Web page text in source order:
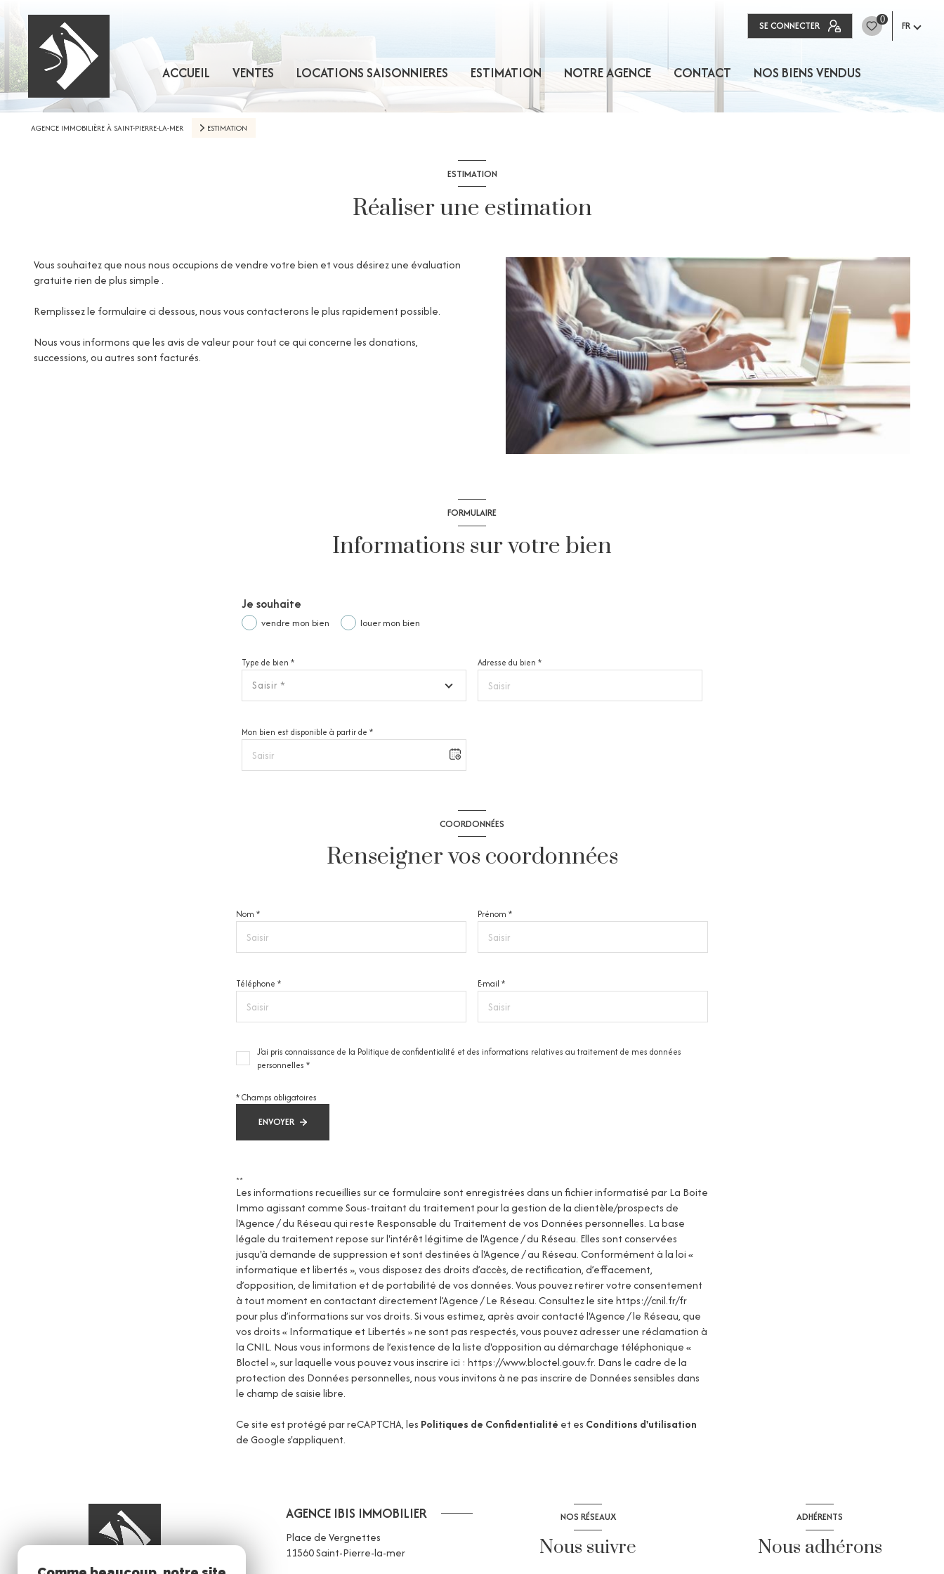
SE CONNECTER 0 FR
ACCUEIL VENTES LOCATIONS SAISONNIERES ESTIMATION NOTRE AGENCE CONTACT NOS BIENS VENDUS
AGENCE IMMOBILIÈRE À SAINT-PIERRE-LA-MER ESTIMATION
ESTIMATION
Réaliser une estimation
Vous souhaitez que nous nous occupions de vendre votre bien et vous désirez une évaluation
gratuite rien de plus simple .
Remplissez le formulaire ci dessous, nous vous contacterons le plus rapidement possible.
Nous vous informons que les avis de valeur pour tout ce qui concerne les donations,
successions, ou autres sont facturés.
FORMULAIRE
Informations sur votre bien
Je souhaite
vendre mon bien louer mon bien
Type de bien *
Saisir *
Adresse du bien *
Mon bien est disponible à partir de *
COORDONNÉES
Renseigner vos coordonnées
Nom * Prénom *
Téléphone * E-mail *
J'ai pris connaissance de la Politique de confidentialité et des informations relatives au traitement de mes données
personnelles *
* Champs obligatoires
ENVOYER
**
Les informations recueillies sur ce formulaire sont enregistrées dans un fichier informatisé par La Boite
Immo agissant comme Sous-traitant du traitement pour la gestion de la clientèle/prospects de
l'Agence / du Réseau qui reste Responsable du Traitement de vos Données personnelles. La base
légale du traitement repose sur l'intérêt légitime de l'Agence / du Réseau. Elles sont conservées
jusqu'à demande de suppression et sont destinées à l'Agence / au Réseau. Conformément à la loi «
informatique et libertés », vous disposez des droits d’accès, de rectification, d’effacement,
d’opposition, de limitation et de portabilité de vos données. Vous pouvez retirer votre consentement
à tout moment en contactant directement l’Agence / Le Réseau. Consultez le sitehttps://cnil.fr/fr
pour plus d’informations sur vos droits. Si vous estimez, après avoir contacté l'Agence / le Réseau, que
vos droits « Informatique et Libertés » ne sont pas respectés, vous pouvez adresser une réclamation à
la CNIL. Nous vous informons de l’existence de la liste d'opposition au démarchage téléphonique «
Bloctel », sur laquelle vous pouvez vous inscrire ici : https://www.bloctel.gouv.fr. Dans le cadre de la
protection des Données personnelles, nous vous invitons à ne pas inscrire de Données sensibles dans
le champ de saisie libre.
Ce site est protégé par reCAPTCHA, les Politiques de Confidentialité et es Conditions d'utilisation
de Google s'appliquent.
AGENCE IBIS IMMOBILIER
Place de Vergnettes
11560Saint-Pierre-la-mer
NOS RÉSEAUX
Nous suivre
ADHÉRENTS
Nous adhérons